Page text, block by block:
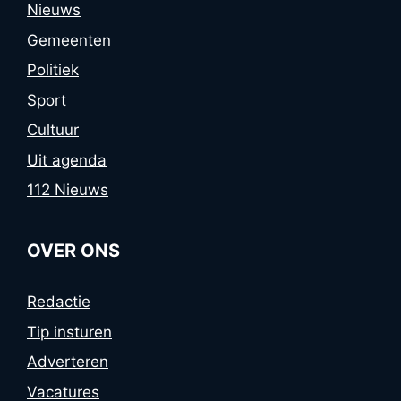
Nieuws
Gemeenten
Politiek
Sport
Cultuur
Uit agenda
112 Nieuws
OVER ONS
Redactie
Tip insturen
Adverteren
Vacatures